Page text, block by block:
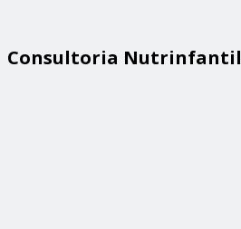
Consultoria Nutrinfantil